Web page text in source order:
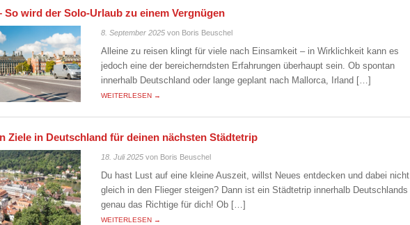
So wird der Solo-Urlaub zu einem Vergnügen
8. September 2025 von Boris Beuschel
Alleine zu reisen klingt für viele nach Einsamkeit – in Wirklichkeit kann es
jedoch eine der bereicherndsten Erfahrungen überhaupt sein. Ob spontan
innerhalb Deutschland oder lange geplant nach Mallorca, Irland […]
WEITERLESEN →
Ziele in Deutschland für deinen nächsten Städtetrip
18. Juli 2025 von Boris Beuschel
Du hast Lust auf eine kleine Auszeit, willst Neues entdecken und dabei nicht
gleich in den Flieger steigen? Dann ist ein Städtetrip innerhalb Deutschlands
genau das Richtige für dich! Ob […]
WEITERLESEN →